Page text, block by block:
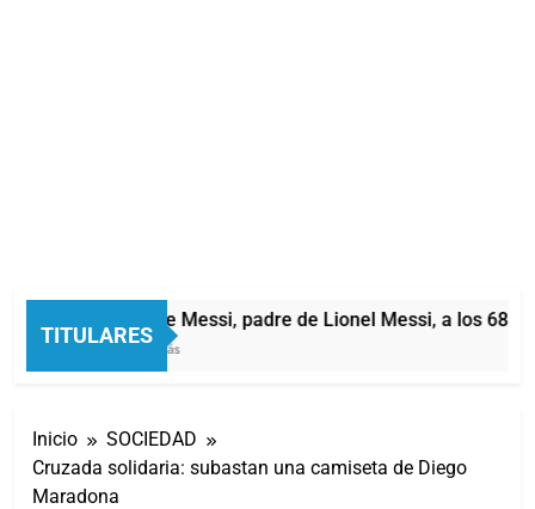
TITULARES
Murió Jorge Messi, padre de Lionel Messi, a los 68
54 Minutos Atrás
Inicio
SOCIEDAD
Cruzada solidaria: subastan una camiseta de Diego
Maradona